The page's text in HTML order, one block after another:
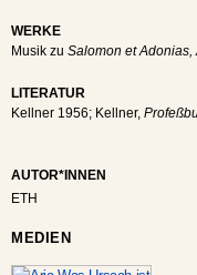
WERKE
Musik zu Salomon et Adonias,
LITERATUR
Kellner 1956; Kellner,
AUTOR*INNEN
ETH
MEDIEN